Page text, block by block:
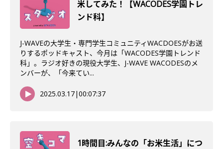
米してみた！【WACODES学園トレ
ンド科】
J-WAVEの大学生・専門学生コミュニティWACDOESがお送
りするポッドキャスト、今月は「WACODES学園トレンド
科」。ラジオ好きの現役大学生、J-WAVE WACODESのメ
ンバーが、「今来てい...
2025.03.17|00:07:37
1時間目:みんなの「お米生活」につ